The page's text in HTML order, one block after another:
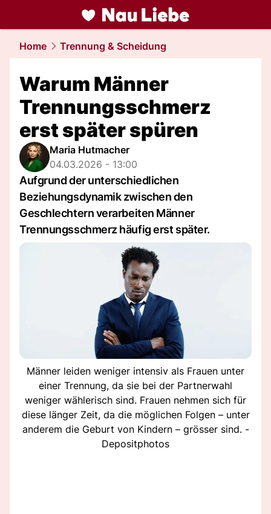
liebe.NAU.ch
Home Trennung & Scheidung
Warum Männer
Trennungsschmerz
erst später spüren
Maria Hutmacher
04.03.2026 - 13:00
Aufgrund der unterschiedlichen
Beziehungsdynamik zwischen den
Geschlechtern verarbeiten Männer
Trennungsschmerz häufig erst später.
Männer leiden weniger intensiv als Frauen unter
einer Trennung, da sie bei der Partnerwahl
weniger wählerisch sind. Frauen nehmen sich für
diese länger Zeit, da die möglichen Folgen – unter
anderem die Geburt von Kindern – grösser sind. -
Depositphotos